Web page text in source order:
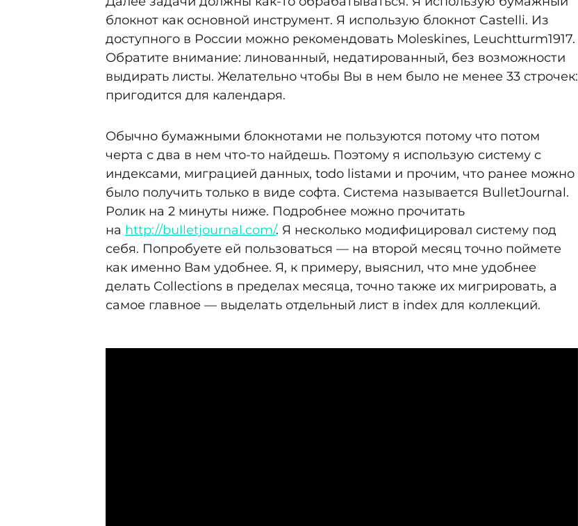
блокнот как основной инструмент. Я использую блокнот Castelli. Из
доступного в России можно рекомендовать Moleskines, Leuchtturm1917.
Обратите внимание: линованный, недатированный, без возможности
выдирать листы. Желательно чтобы Вы в нем было не менее 33 строчек:
пригодится для календаря.
Обычно бумажными блокнотами не пользуются потому что потом
черта с два в нем что-то найдешь. Поэтому я использую систему с
индексами, миграцией данных, todo listами и прочим, что ранее можно
было получить только в виде софта. Система называется BulletJournal.
Ролик на 2 минуты ниже. Подробнее можно прочитать
на http://bulletjournal.com/. Я несколько модифицировал систему под
себя. Попробуете ей пользоваться — на второй месяц точно поймете
как именно Вам удобнее. Я, к примеру, выяснил, что мне удобнее
делать Collections в пределах месяца, точно также их мигрировать, а
самое главное — выделать отдельный лист в index для коллекций.